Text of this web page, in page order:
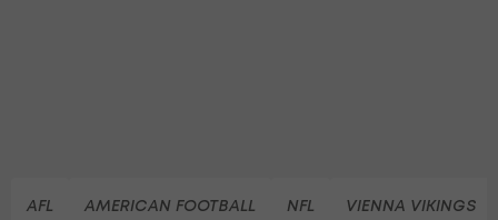
AFL AMERICAN FOOTBALL NFL VIENNA VIKINGS